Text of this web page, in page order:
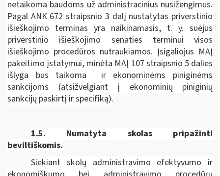
netaikoma baudoms už administracinius nusižengimus.
Pagal ANK 672 straipsnio 3 dalį nustatytas priverstinio
išieškojimo terminas yra naikinamasis, t. y. suėjus
priverstinio išieškojimo senaties terminui visos
išieškojimo procedūros nutraukiamos. Įsigaliojus MAĮ
pakeitimo įstatymui, minėta MAĮ 107 straipsnio 5 dalies
išlyga bus taikoma ir ekonominėms piniginėms
sankcijoms (atsižvelgiant į ekonominių piniginių
sankcijų paskirtį ir specifiką).
1.5.
Numatyta skolas pripažinti
beviltiškomis.
Siekiant skolų administravimo efektyvumo ir